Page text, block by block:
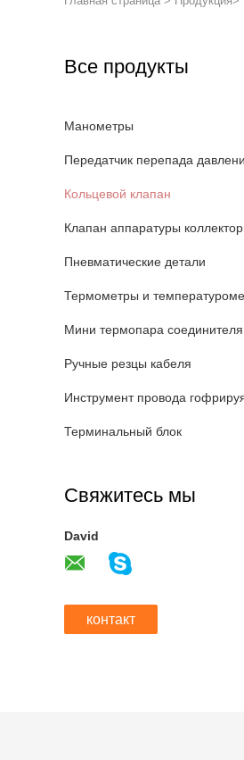
Все продукты
Манометры
Передатчик перепада
Кольцевой клапан
Клапан аппаратуры
Пневматические детали
Термометры и
Мини термопара соединителя
Ручные резцы кабеля
Инструмент провода
Терминальный блок
Свяжитесь мы
David
контакт